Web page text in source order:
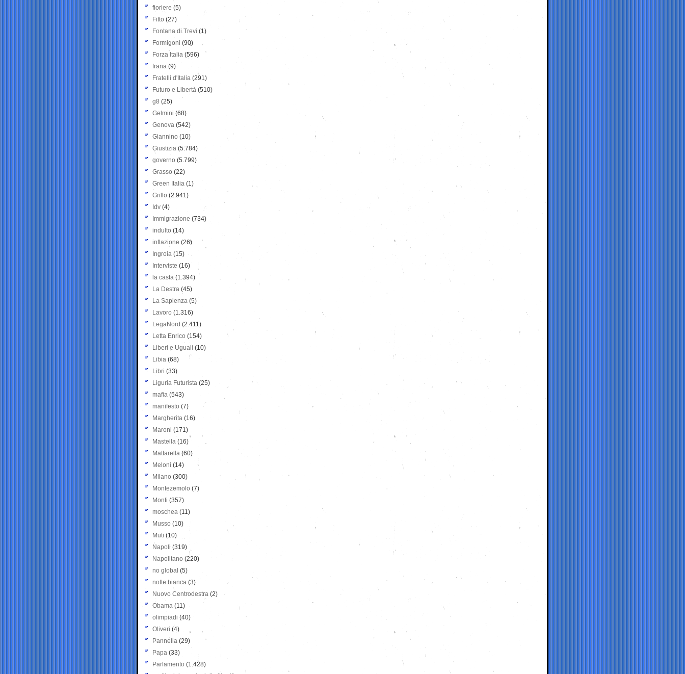
fioriere (5)
Fitto (27)
Fontana di Trevi (1)
Formigoni (90)
Forza Italia (596)
frana (9)
Fratelli d'Italia (291)
Futuro e Libertà (510)
g8 (25)
Gelmini (68)
Genova (542)
Giannino (10)
Giustizia (5.784)
governo (5.799)
Grasso (22)
Green Italia (1)
Grillo (2.941)
Idv (4)
Immigrazione (734)
indulto (14)
inflazione (26)
Ingroia (15)
Interviste (16)
la casta (1.394)
La Destra (45)
La Sapienza (5)
Lavoro (1.316)
LegaNord (2.411)
Letta Enrico (154)
Liberi e Uguali (10)
Libia (68)
Libri (33)
Liguria Futurista (25)
mafia (543)
manifesto (7)
Margherita (16)
Maroni (171)
Mastella (16)
Mattarella (60)
Meloni (14)
Milano (300)
Montezemolo (7)
Monti (357)
moschea (11)
Musso (10)
Muti (10)
Napoli (319)
Napolitano (220)
no global (5)
notte bianca (3)
Nuovo Centrodestra (2)
Obama (11)
olimpiadi (40)
Oliveri (4)
Pannella (29)
Papa (33)
Parlamento (1.428)